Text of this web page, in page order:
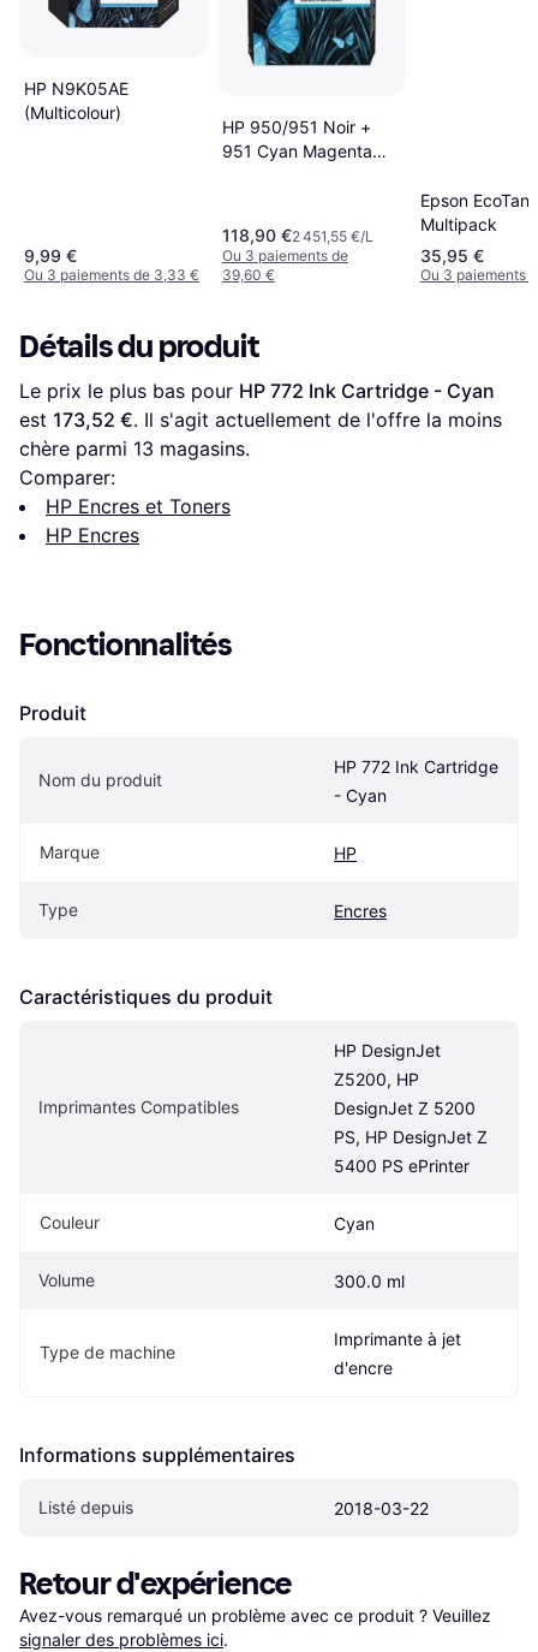
HP N9K05AE
(Multicolour)
9,99 €
Ou 3 paiements de 3,33 €
HP 950/951 Noir +
951 Cyan Magenta
118,90 €2 451,55 €/L
Ou 3 paiements de
39,60 €
Epson
Multipack
35,95 €
Ou 3 paiements
Détails du produit
Le prix le plus bas pour HP 772 Ink Cartridge - Cyan
est 173,52 €. Il s'agit actuellement de l'offre la moins
chère parmi 13 magasins.
Comparer:
HP Encres et Toners
HP Encres
Fonctionnalités
Produit
Nom du produit
HP 772 Ink Cartridge
- Cyan
Marque HP
Type Encres
Caractéristiques du produit
Imprimantes Compatibles
HP DesignJet
Z5200, HP
DesignJet Z 5200
PS, HP DesignJet Z
5400 PS ePrinter
Couleur Cyan
Volume 300.0 ml
Type de machine
Imprimante à jet
d'encre
Informations supplémentaires
Listé depuis 2018-03-22
Retour d'expérience
Avez-vous remarqué un problème avec ce produit ? Veuillez
signaler des problèmes ici.